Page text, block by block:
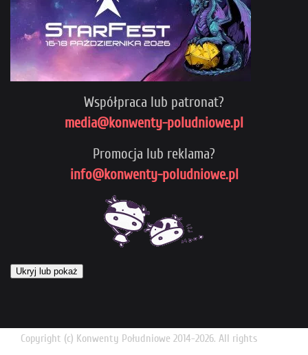
Współpraca lub patronat?
media@konwenty-poludniowe.pl
Promocja lub reklama?
info@konwenty-poludniowe.pl
Ukryj lub pokaż
Copyright (c) Konwenty Południowe 2014-2026. All rights